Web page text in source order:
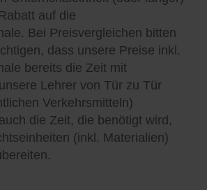
auf die
Bei Preisvergleichen bitten
dass unsere Preise inkl.
bereits die Zeit mit
Lehrer von Tür zu Tür
Verkehrsmitteln)
die Zeit, die benötigt wird,
(inkl. Materialien)